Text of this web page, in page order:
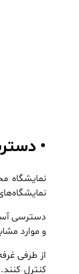
•
نمایشگاه
دسترسی
و موارد
از طرفی
کنترل